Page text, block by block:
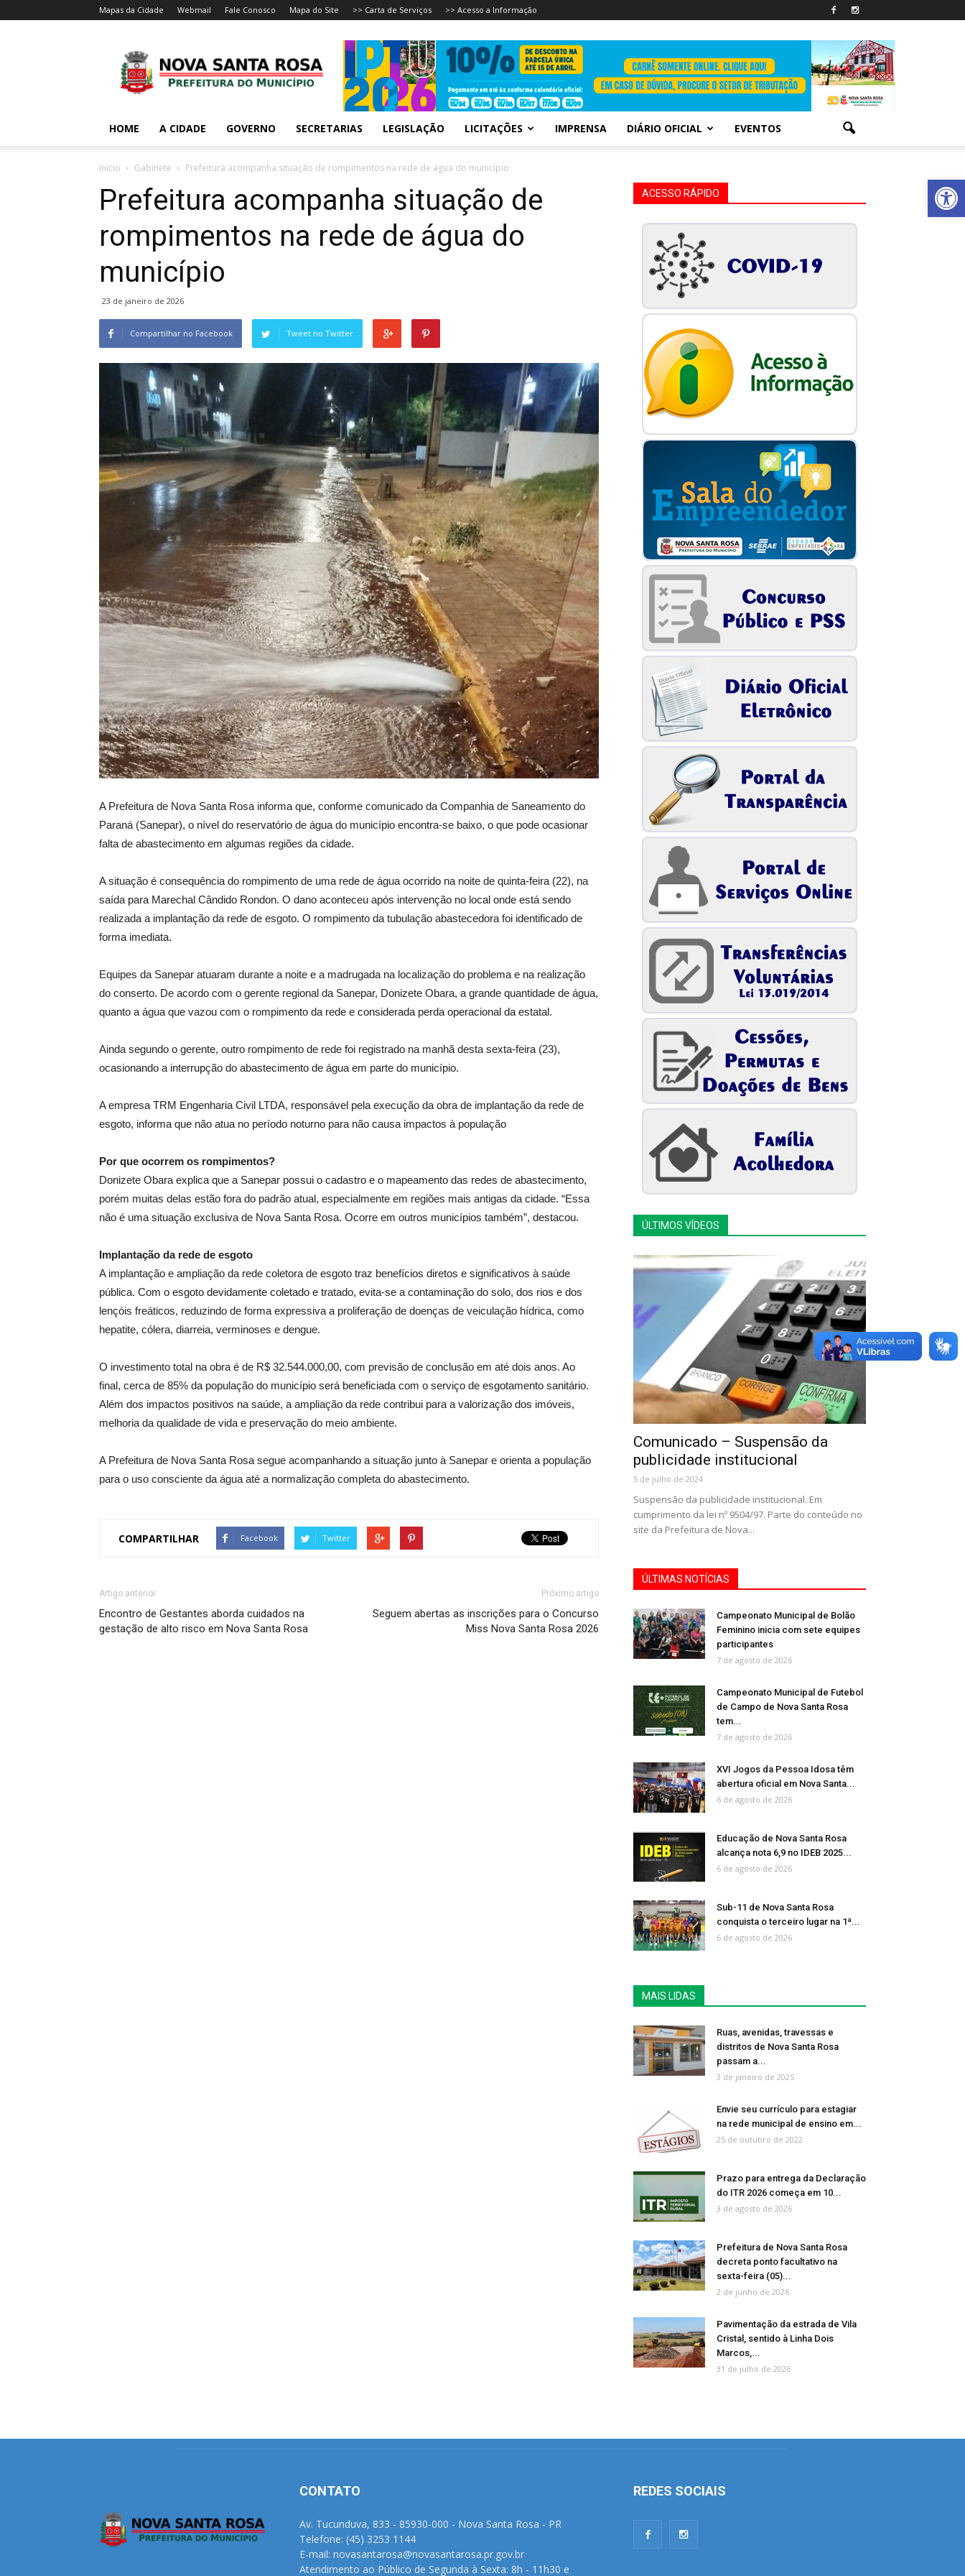
Abrir
Mapas da Cidade Webmail Fale Conosco Mapa do Site >> Carta de Serviços >> Acesso a Informação
HOME A CIDADE GOVERNO SECRETARIAS LEGISLAÇÃO LICITAÇÕES IMPRENSA DIÁRIO OFICIAL EVENTOS
Inicio Gabinete Prefeitura acompanha situação de rompimentos na rede de água do município
Prefeitura acompanha situação de
rompimentos na rede de água do
município
23 de janeiro de 2026
Compartilhar no Facebook Tweet no Twitter
A Prefeitura de Nova Santa Rosa informa que, conforme comunicado da Companhia de Saneamento do
Paraná (Sanepar), o nível do reservatório de água do município encontra-se baixo, o que pode ocasionar
falta de abastecimento em algumas regiões da cidade.
A situação é consequência do rompimento de uma rede de água ocorrido na noite de quinta-feira (22), na
saída para Marechal Cândido Rondon. O dano aconteceu após intervenção no local onde está sendo
realizada a implantação da rede de esgoto. O rompimento da tubulação abastecedora foi identificado de
forma imediata.
Equipes da Sanepar atuaram durante a noite e a madrugada na localização do problema e na realização
do conserto. De acordo com o gerente regional da Sanepar, Donizete Obara, a grande quantidade de água,
quanto a água que vazou com o rompimento da rede e considerada perda operacional da estatal.
Ainda segundo o gerente, outro rompimento de rede foi registrado na manhã desta sexta-feira (23),
ocasionando a interrupção do abastecimento de água em parte do município.
A empresa TRM Engenharia Civil LTDA, responsável pela execução da obra de implantação da rede de
esgoto, informa que não atua no período noturno para não causa impactos à população
Por que ocorrem os rompimentos?
Donizete Obara explica que a Sanepar possui o cadastro e o mapeamento das redes de abastecimento,
porém muitas delas estão fora do padrão atual, especialmente em regiões mais antigas da cidade. “Essa
não é uma situação exclusiva de Nova Santa Rosa. Ocorre em outros municípios também”, destacou.
Implantação da rede de esgoto
A implantação e ampliação da rede coletora de esgoto traz benefícios diretos e significativos à saúde
pública. Com o esgoto devidamente coletado e tratado, evita-se a contaminação do solo, dos rios e dos
lençóis freáticos, reduzindo de forma expressiva a proliferação de doenças de veiculação hídrica, como
hepatite, cólera, diarreia, verminoses e dengue.
O investimento total na obra é de R$ 32.544.000,00, com previsão de conclusão em até dois anos. Ao
final, cerca de 85% da população do município será beneficiada com o serviço de esgotamento sanitário.
Além dos impactos positivos na saúde, a ampliação da rede contribui para a valorização dos imóveis,
melhoria da qualidade de vida e preservação do meio ambiente.
A Prefeitura de Nova Santa Rosa segue acompanhando a situação junto à Sanepar e orienta a população
para o uso consciente da água até a normalização completa do abastecimento.
COMPARTILHAR Facebook Twitter
Artigo anterior
Encontro de Gestantes aborda cuidados na
gestação de alto risco em Nova Santa Rosa
Próximo artigo
Seguem abertas as inscrições para o Concurso
Miss Nova Santa Rosa 2026
ACESSO RÁPIDO
ÚLTIMOS VÍDEOS
Comunicado – Suspensão da
publicidade institucional
5 de julho de 2024
Suspensão da publicidade institucional. Em
cumprimento da lei nº 9504/97. Parte do conteúdo no
site da Prefeitura de Nova...
ÚLTIMAS NOTÍCIAS
Campeonato Municipal de Bolão
Feminino inicia com sete equipes
participantes
7 de agosto de 2026
Campeonato Municipal de Futebol
de Campo de Nova Santa Rosa
tem...
7 de agosto de 2026
XVI Jogos da Pessoa Idosa têm
abertura oficial em Nova Santa...
6 de agosto de 2026
Educação de Nova Santa Rosa
alcança nota 6,9 no IDEB 2025...
6 de agosto de 2026
Sub-11 de Nova Santa Rosa
conquista o terceiro lugar na 1ª...
6 de agosto de 2026
MAIS LIDAS
Ruas, avenidas, travessas e
distritos de Nova Santa Rosa
passam a...
3 de janeiro de 2025
Envie seu currículo para estagiar
na rede municipal de ensino em...
25 de outubro de 2022
Prazo para entrega da Declaração
do ITR 2026 começa em 10...
3 de agosto de 2026
Prefeitura de Nova Santa Rosa
decreta ponto facultativo na
sexta-feira (05)...
2 de junho de 2026
Pavimentação da estrada de Vila
Cristal, sentido à Linha Dois
Marcos,...
31 de julho de 2026
CONTATO
Av. Tucunduva, 833 - 85930-000 - Nova Santa Rosa - PR
Telefone: (45) 3253 1144
E-mail: novasantarosa@novasantarosa.pr.gov.br
Atendimento ao Público de Segunda à Sexta: 8h - 11h30 e
REDES SOCIAIS